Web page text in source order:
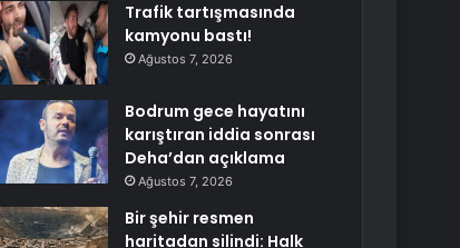
Trafik tartışmasında
kamyonu bastı!
Ağustos 7, 2026
Bodrum gece hayatını
karıştıran iddia sonrası
Deha’dan açıklama
Ağustos 7, 2026
Bir şehir resmen
haritadan silindi: Halk